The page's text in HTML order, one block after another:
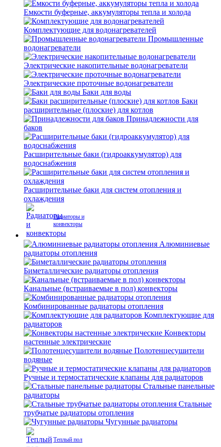
Емкости буферные, аккумуляторы тепла и холода
Комплектующие для водонагревателей
Промышленные
водонагреватели
Электрические накопительные водонагреватели
Электрические проточные водонагреватели
Баки для воды
Баки
расширительные (плоские) для котлов
Принадлежности для
баков
Расширительные баки (гидроаккумулятор) для
водоснабжения
Расширительные баки для систем отопления и
охлаждения
Радиаторы и
конвекторы
Алюминиевые
радиаторы отопления
Биметаллические радиаторы отопления
Канальные (встраиваемые в пол) конвекторы
Комбинированные радиаторы отопления
Комплектующие для
радиаторов
Конвекторы
настенные электрические
Полотенцесушители
водяные
Ручные и термостатические клапаны для радиаторов
Стальные панельные
радиаторы
Стальные
трубчатые радиаторы отопления
Чугунные радиаторы
Теплый пол